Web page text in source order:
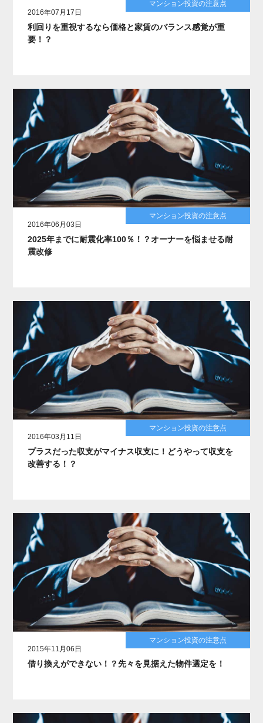
マンション投資の注意点
2016年07月17日
利回りを重視するなら価格と家賃のバランス感覚が重
要！？
マンション投資の注意点
2016年06月03日
2025年までに耐震化率100％！？オーナーを悩ませる耐
震改修
マンション投資の注意点
2016年03月11日
プラスだった収支がマイナス収支に！どうやって収支を
改善する！？
マンション投資の注意点
2015年11月06日
借り換えができない！？先々を見据えた物件選定を！